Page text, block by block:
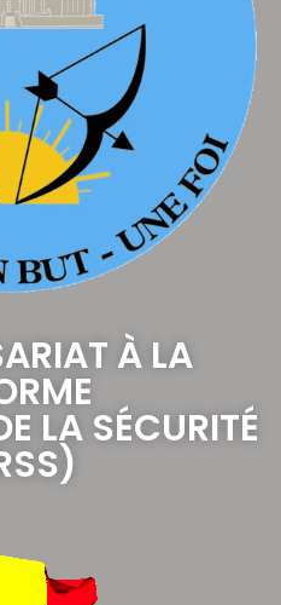
À LA
LA SÉCURITÉ